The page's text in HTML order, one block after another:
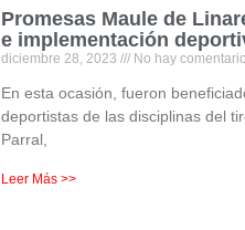
Promesas Maule de
e implementación
diciembre 28, 2023 No hay
En esta ocasión, fueron
deportistas de las disciplinas del
Parral,
Leer Más >>